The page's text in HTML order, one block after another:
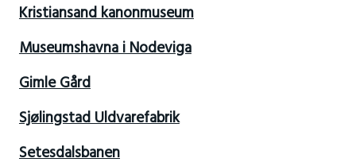
Kristiansand kanonmuseum
Museumshavna i Nodeviga
Gimle Gård
Sjølingstad Uldvarefabrik
Setesdalsbanen